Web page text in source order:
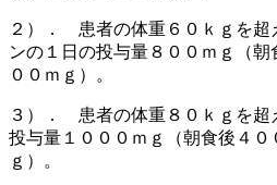
２）． 患者の体重６０ｋｇを超
ンの１日の投与量８００ｍｇ（
００ｍｇ）。
３）． 患者の体重８０ｋｇを超
投与量１０００ｍｇ（朝食後４０
ｇ）。